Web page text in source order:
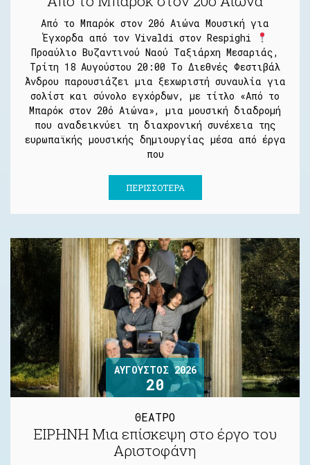
Από το Μπαρόκ στον 20ό Αιώνα Μουσική για
Έγχορδα από τον Vivaldi στον Respighi
Προαύλιο Βυζαντινού Ναού Ταξιάρχη Μεσαριάς,
Τρίτη 18 Αυγούστου 20:00 Το Διεθνές Φεστιβάλ
Άνδρου παρουσιάζει μια ξεχωριστή συναυλία για
σολίστ και σύνολο εγχόρδων, με τίτλο «Από το
Μπαρόκ στον 20ό Αιώνα», μια μουσική διαδρομή
που αναδεικνύει τη διαχρονική συνέχεια της
ευρωπαϊκής μουσικής δημιουργίας μέσα από έργα
που
ΠΕΡΙΣΣΌΤΕΡΑ
ΑΎΓΟΥΣΤΟΣ 2026
20
ΘΕΑΤΡΟ
ΕΙΡΗΝΗ Μια επίσκεψη στο έργο του
Αριστοφάνη